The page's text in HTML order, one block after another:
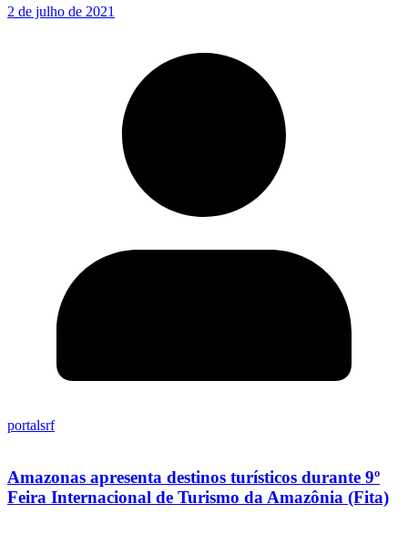
2 de julho de 2021
portalsrf
Amazonas apresenta destinos turísticos durante 9º
Feira Internacional de Turismo da Amazônia (Fita)